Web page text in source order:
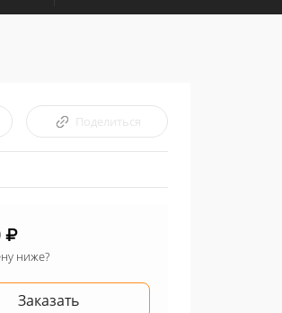
Поделиться
ниже?
Заказать